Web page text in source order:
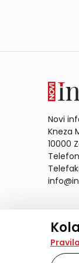
Na
Novi
Kneza
10000